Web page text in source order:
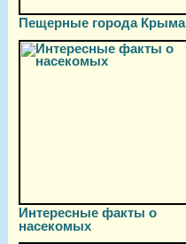
Пещерные города Крыма
Интересные факты о
насекомых